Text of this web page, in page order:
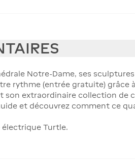
Notre-Dame, ses
rythme (entrée gratuite) grâce
son extraordinaire collection
et découvrez comment ce
Turtle.